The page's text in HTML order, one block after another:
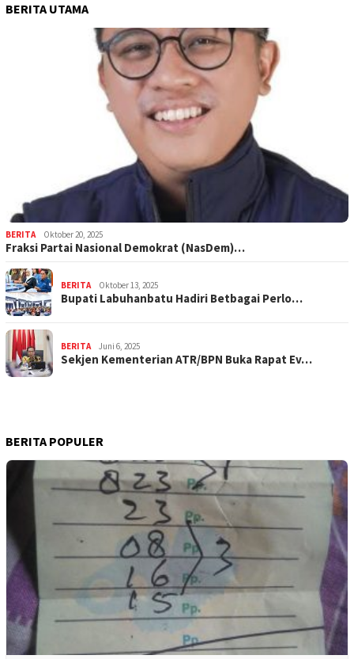
BERITA UTAMA
BERITA Oktober 20, 2025
Fraksi Partai Nasional Demokrat (NasDem)…
BERITA Oktober 13, 2025
Bupati Labuhanbatu Hadiri Betbagai Perlo…
BERITA Juni 6, 2025
Sekjen Kementerian ATR/BPN Buka Rapat Ev…
BERITA POPULER